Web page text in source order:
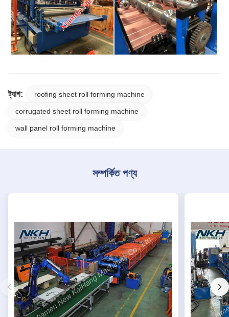
ট্যাগ: roofing sheet roll forming machine
corrugated sheet roll forming machine
wall panel roll forming machine
সম্পর্কিত পণ্য